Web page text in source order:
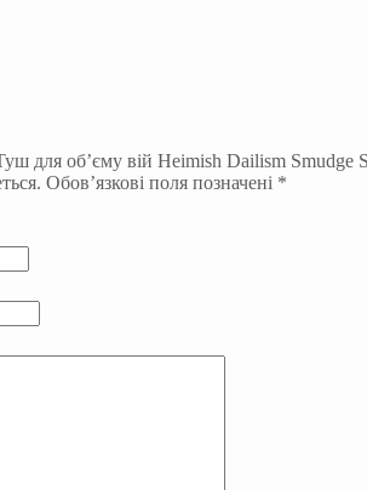
для об’єму вій Heimish Dailism Smudge
Обов’язкові поля позначені *